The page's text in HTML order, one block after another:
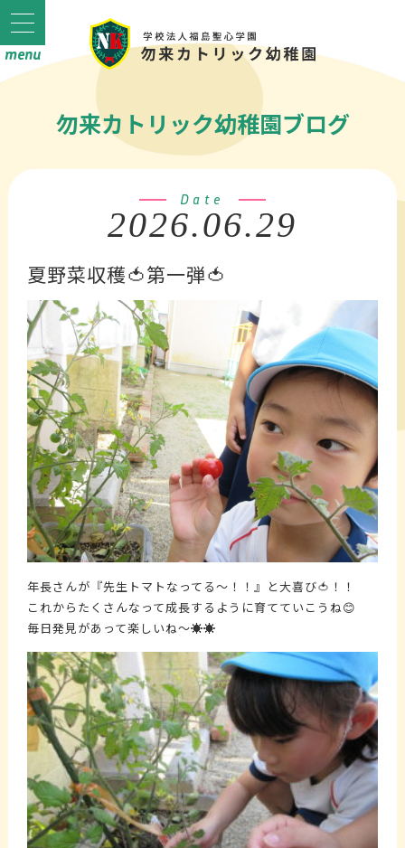
勿来カトリック幼稚園ブログ
Date
2026.06.29
夏野菜収穫🍅第一弾🍅
年長さんが『先生トマトなってる～！！』と大喜び🍅！！
これからたくさんなって成長するように育てていこうね😊
毎日発見があって楽しいね～☀️☀️